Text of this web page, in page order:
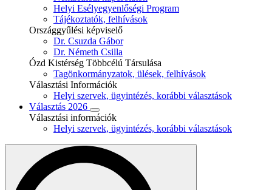
Helyi Esélyegyenlőségi Program
Tájékoztatók, felhívások
Országgyűlési képviselő
Dr. Csuzda Gábor
Dr. Németh Csilla
Ózd Kistérség Többcélú Társulása
Tagönkormányzatok, ülések, felhívások
Választási Információk
Helyi szervek, ügyintézés, korábbi választások
Választás 2026
Választási információk
Helyi szervek, ügyintézés, korábbi választások